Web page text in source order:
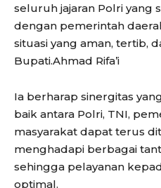
seluruh jajaran Polri yang
dengan pemerintah
situasi yang aman, tertib,
Bupati.Ahmad Rifa’i
Ia berharap sinergitas
baik antara Polri, TNI,
masyarakat dapat terus
menghadapi berbagai
sehingga pelayanan
optimal.